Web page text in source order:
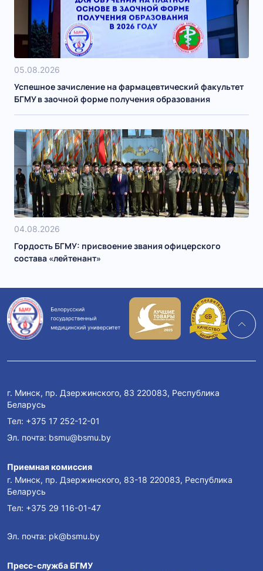
05.08.2026
Успешное зачисление на фармацевтический факультет
БГМУ в заочной форме получения образования
04.08.2026
Гордость БГМУ: присвоение звания офицерского
состава «лейтенант»
г. Минск, пр. Дзержинского, 83 220083, Республика
Беларусь
Тел: +375 17 252-12-01
Эл. почта: bsmu@bsmu.by
Приемная комиссия
г. Минск, пр. Дзержинского, 83-18 220083, Республика
Беларусь
Тел: +375 29 116-01-47
Эл. почта: pk@bsmu.by
Пресс-служба БГМУ